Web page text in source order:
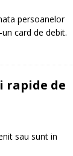
persoanelor
card de debit.
rapide de
sau sunt in